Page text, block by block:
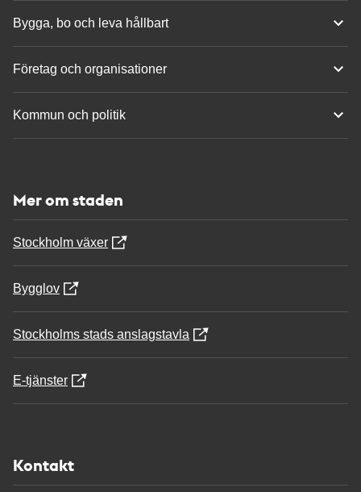
Bygga, bo och leva hållbart
Företag och organisationer
Kommun och politik
Mer om staden
Stockholm växer
Bygglov
Stockholms stads anslagstavla
E-tjänster
Kontakt